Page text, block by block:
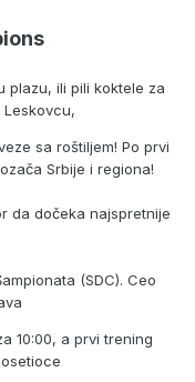
plazu, ili pili koktele za
Leskovcu,
sa roštiljem! Po prvi
Srbije i regiona!
da dočeka najspretnije
(SDC). Ceo
10:00, a prvi trening